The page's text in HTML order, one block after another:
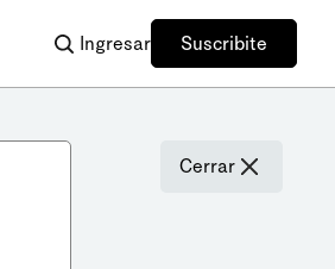
Ingresar Suscribite
Cerrar